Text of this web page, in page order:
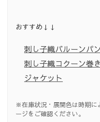
おすすめ↓↓
刺し子織バルーンパ
刺し子織コクーン巻
ジャケット
※在庫状況・展開色は時期に
ージをご確認ください。